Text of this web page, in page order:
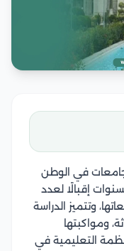
في الوطن
إقبالًا لعدد
وتتميز الدراسة
ومواكبتها
التعليمية في